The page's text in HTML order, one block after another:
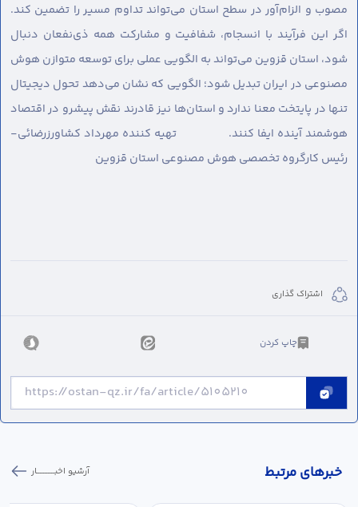
مصوب و الزام‌آور در سطح استان می‌تواند تداوم مسیر را تضمین کند.
اگر این فرآیند با انسجام، شفافیت و مشارکت همه ذی‌نفعان دنبال
شود، استان قزوین می‌تواند به الگویی عملی برای توسعه متوازن هوش
مصنوعی در ایران تبدیل شود؛ الگویی که نشان می‌دهد تحول دیجیتال
تنها در پایتخت معنا ندارد و استان‌ها نیز قادرند نقش پیشرو در اقتصاد
هوشمند آینده ایفا کنند. تهیه کننده مهرداد کشاورزرضائی-
رئیس کارگروه تخصصی هوش مصنوعی استان قزوین
اشتراک گذاری
چاپ کردن
خبر‌های مرتبط آرشیو اخبـــــــــــار